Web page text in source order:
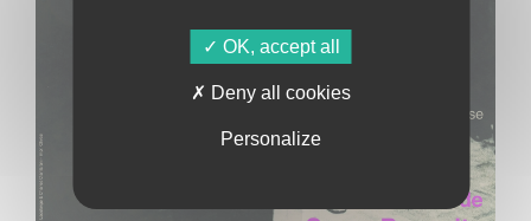
OK, accept all
Deny all cookies
Personalize